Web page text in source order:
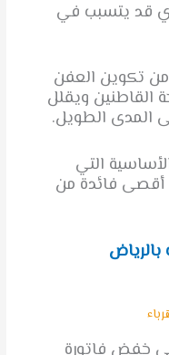
قد يتسبب في
تكوين العفن
القاطنين ويقلل
المدى الطويل.
التي
أقصى فائدة من